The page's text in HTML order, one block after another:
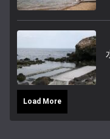
Load More